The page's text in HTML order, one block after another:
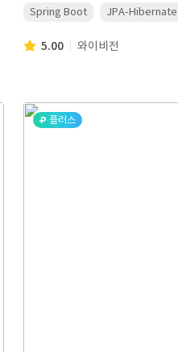
Spring Boot JPA-Hibernate
5.00 와이비전
플러스